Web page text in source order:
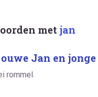
met jan
Jan en
rommel.